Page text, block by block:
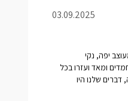
03.09.2025
יפה, נקי
ומאד ועזרו בכל
דברים שלנו היו